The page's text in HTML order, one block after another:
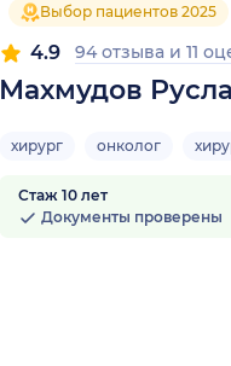
Выбор пациентов 2025
Махмудов
4.9 94 отзыва и 11
хирург онколог
Стаж 10 лет
Документы проверены